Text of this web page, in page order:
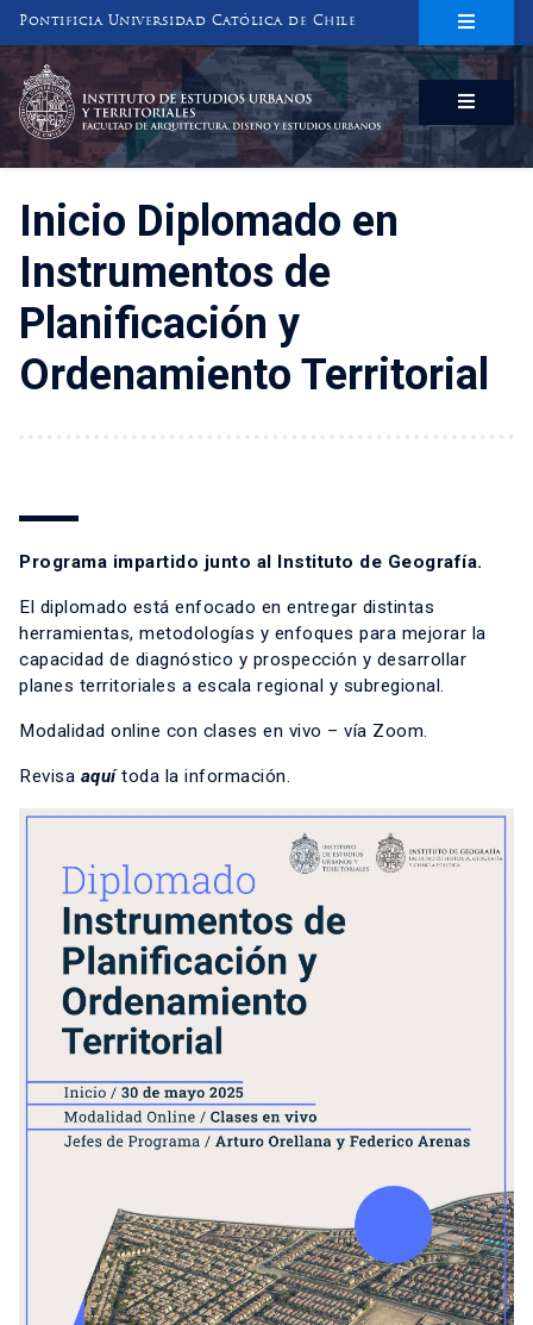
Pontificia Universidad Católica de Chile
INSTITUTO DE ESTUDIOS URBANOS
Y TERRITORIALES
FACULTAD DE ARQUITECTURA, DISEÑO Y ESTUDIOS URBANOS
Inicio Diplomado en
Instrumentos de
Planificación y
Ordenamiento Territorial
Programa impartido junto al Instituto de Geografía.
El diplomado está enfocado en entregar distintas
herramientas, metodologías y enfoques para mejorar la
capacidad de diagnóstico y prospección y desarrollar
planes territoriales a escala regional y subregional.
Modalidad online con clases en vivo – vía Zoom.
Revisa aquítoda la información.